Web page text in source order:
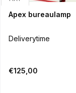
Apex bureaulamp
Deliverytime
€125,00